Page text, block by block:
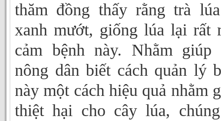
thăm đồng thấy rằng trà
xanh mướt, giống lúa lại rất
cảm bệnh này. Nhằm giúp
nông dân biết cách quản lý
này một cách hiệu quả nhằm
thiệt hại cho cây lúa,